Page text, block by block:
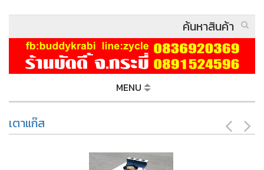
MENU
เตาแก๊ส